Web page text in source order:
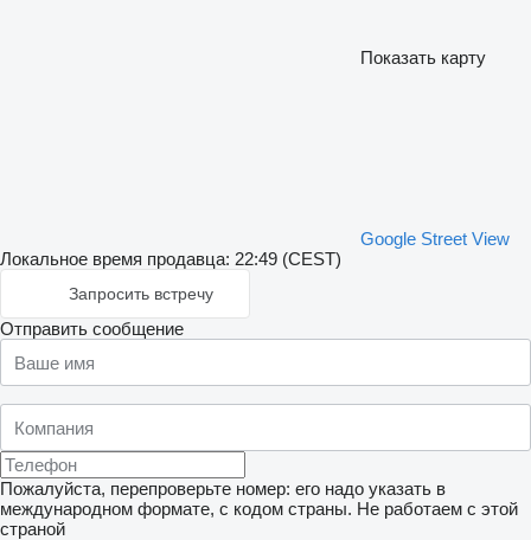
Показать карту
Google Street View
Локальное время продавца: 22:49 (CEST)
Запросить встречу
Отправить сообщение
Пожалуйста, перепроверьте номер: его надо указать в
международном формате, с кодом страны. Не работаем с этой
страной